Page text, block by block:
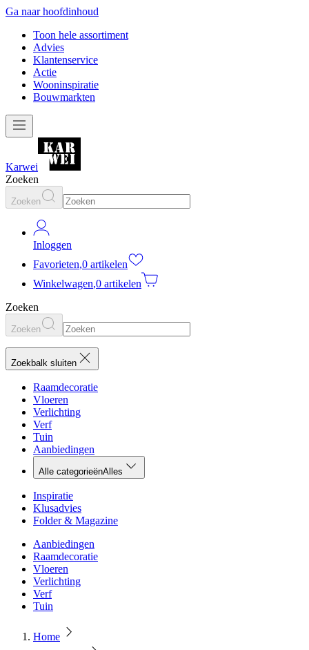
Ga naar hoofdinhoud
Toon hele assortiment
Advies
Klantenservice
Actie
Wooninspiratie
Bouwmarkten
Karwei
Zoeken
Zoeken
Inloggen
Favorieten,0 artikelen
Winkelwagen,0 artikelen
Zoeken
Zoeken
Zoekbalk sluiten
Raamdecoratie
Vloeren
Verlichting
Verf
Tuin
Aanbiedingen
Alle categorieënAlles
Inspiratie
Klusadvies
Folder & Magazine
Aanbiedingen
Raamdecoratie
Vloeren
Verlichting
Verf
Tuin
Home